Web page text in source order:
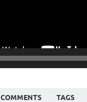
COMMENTS TAGS